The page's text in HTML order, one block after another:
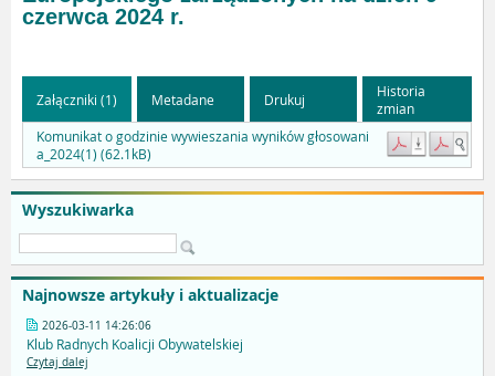
Wyszukiwarka
Najnowsze artykuły i aktualizacje
2026-03-11 14:26:06
Klub Radnych Koalicji Obywatelskiej
Czytaj dalej
czerwca 2024 r.
Załączniki (1) Metadane Drukuj
Historia
zmian
Komunikat o godzinie wywieszania wyników głosowani
a_2024(1) (62.1kB)